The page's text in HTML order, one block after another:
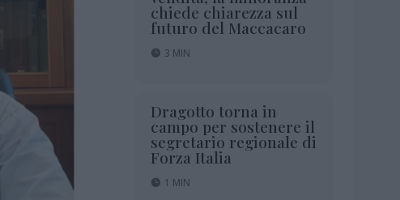
chiede chiarezza sul
futuro del Maccacaro
3 MIN
Dragotto torna in
campo per sostenere il
segretario regionale di
Forza Italia
1 MIN